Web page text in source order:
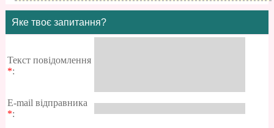
Яке твоє запитання?
Текст повідомлення
*:
E-mail відправника
*: